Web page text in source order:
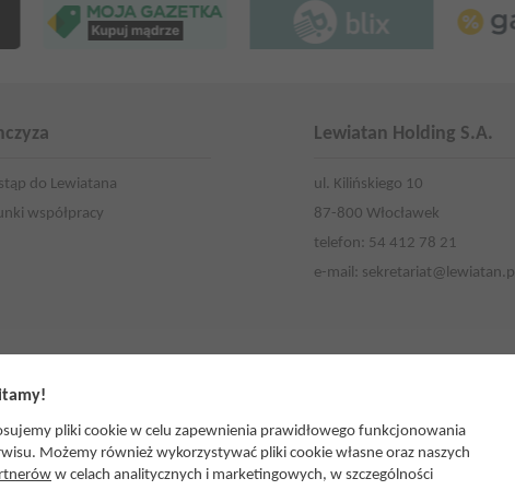
do Lewiatana
współpracy
Lewiatan Holding S.A.
ul. Kilińskiego 10
87-800 Włocławek
telefon: 54 412 78 21
e-mail: sekretariat@lewiatan.pl
Lublin (Stowarzyszenie Razem)
Małopolska
Lewiatan Podlasie
Lewiatan Północ
pliki cookie w celu zapewnienia prawidłowego funkcjonowania
Możemy również wykorzystywać pliki cookie własne oraz naszych
w celach analitycznych i marketingowych, w szczególności